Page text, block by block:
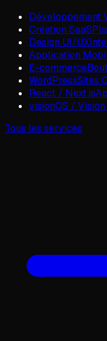
Développement
Création SaaS
Design UI/UX
Application
E-commerce
WordPressSites
React / Next.js
visionOS / Vision
Tous les services